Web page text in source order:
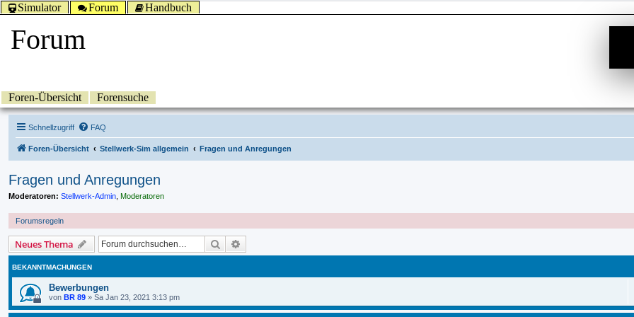
Simulator Forum Handbuch
Forum
Foren-Übersicht Forensuche
Schnellzugriff FAQ
Foren-Übersicht Stellwerk-Sim allgemein Fragen und Anregungen
Fragen und Anregungen
Moderatoren: Stellwerk-Admin Moderatoren
Forumsregeln
Neues Thema Suche
BEKANNTMACHUNGEN
Bewerbungen
von BR 89 » Sa Jan 23, 2021 3:13 pm